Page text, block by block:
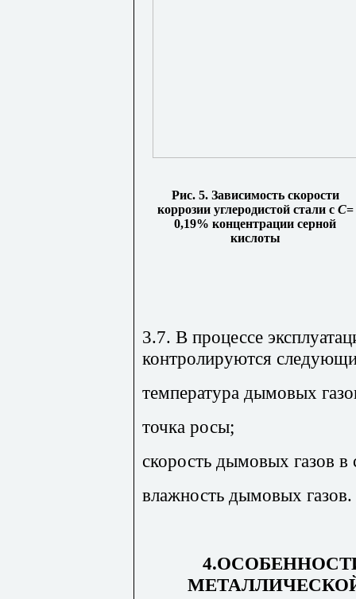
Рис. 5. Зависимость скорости
коррозии углеродистой стали с С=
0,19% концентрации серной
кислоты
3.7. В процессе
контролируются
температура дымовых
точка росы;
скорость дымовых газов в
влажность дымовых газов.